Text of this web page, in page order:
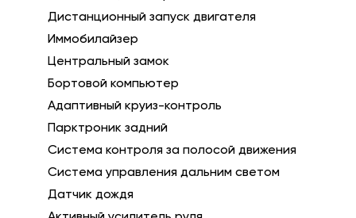
Дистанционный запуск двигателя
Иммобилайзер
Центральный замок
Бортовой компьютер
Адаптивный круиз-контроль
Парктроник задний
Система контроля за полосой движения
Система управления дальним светом
Датчик дождя